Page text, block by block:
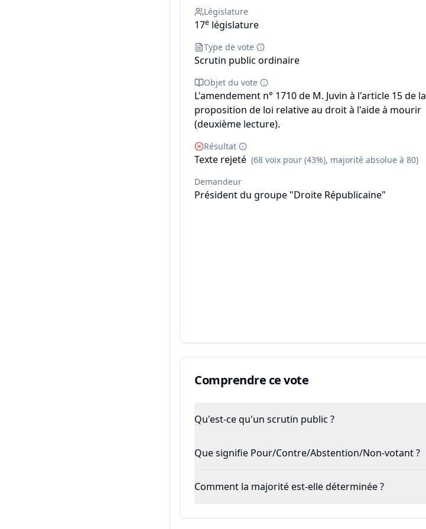
Législature
17e législature
Type de vote
Scrutin public ordinaire
Objet du vote
L'amendement n° 1710 de M. Juvin à l'article 15 de la
proposition de loi relative au droit à l'aide à mourir
(deuxième lecture).
Résultat
Texte rejeté (68 voix pour (43%), majorité absolue à 80)
Demandeur
Président du groupe "Droite Républicaine"
Comprendre ce vote
Qu'est-ce qu'un scrutin public ?
Que signifie Pour/Contre/Abstention/Non-votant ?
Comment la majorité est-elle déterminée ?